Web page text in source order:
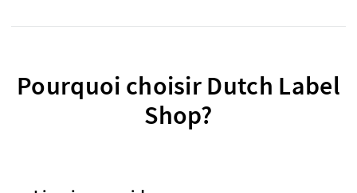
Pourquoi choisir Dutch Label
Shop?